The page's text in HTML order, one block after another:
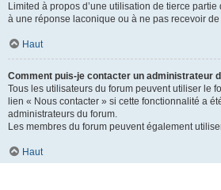
Limited à propos d’une utilisation de tierce
à une réponse laconique ou à ne pas recevoir
Haut
Comment puis-je contacter un administrateur
Tous les utilisateurs du forum peuvent utiliser le
lien « Nous contacter » si cette fonctionnalité a
administrateurs du forum.
Les membres du forum peuvent également
Haut